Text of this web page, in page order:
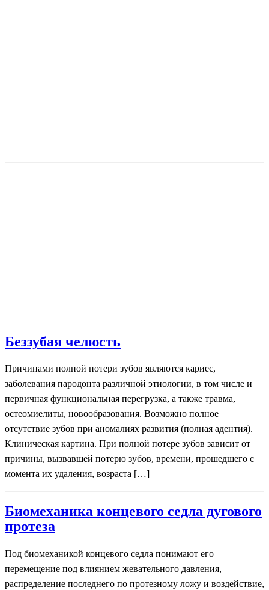
Беззубая челюсть
Причинами полной потери зубов являются кариес,
заболевания пародонта различной этиологии, в том числе и
первичная функциональная перегрузка, а также травма,
остеомиелиты, новообразования. Возможно полное
отсутствие зубов при аномалиях развития (полная адентия).
Клиническая картина. При полной потере зубов зависит от
причины, вызвавшей потерю зубов, времени, прошедшего с
момента их удаления, возраста […]
Биомеханика концевого седла дугового
протеза
Под биомеханикой концевого седла понимают его
перемещение под влиянием жевательного давления,
распределение последнего по протезному ложу и воздействие,